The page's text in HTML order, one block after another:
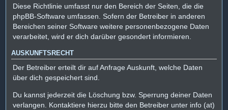
Diese Richtlinie umfasst nur den Bereich der Seiten, die die
phpBB-Software umfassen. Sofern der Betreiber in anderen
Bereichen seiner Software weitere personenbezogene Daten
verarbeitet, wird er dich darüber gesondert informieren.
AUSKUNFTSRECHT
Der Betreiber erteilt dir auf Anfrage Auskunft, welche Daten
über dich gespeichert sind.
Du kannst jederzeit die Löschung bzw. Sperrung deiner Daten
verlangen. Kontaktiere hierzu bitte den Betreiber unter info (at)